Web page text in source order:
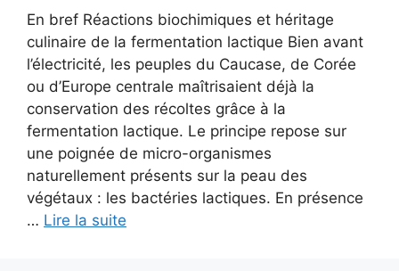
En bref Réactions biochimiques et héritage
culinaire de la fermentation lactique Bien avant
l’électricité, les peuples du Caucase, de Corée
ou d’Europe centrale maîtrisaient déjà la
conservation des récoltes grâce à la
fermentation lactique. Le principe repose sur
une poignée de micro-organismes
naturellement présents sur la peau des
végétaux : les bactéries lactiques. En présence
… Lire la suite